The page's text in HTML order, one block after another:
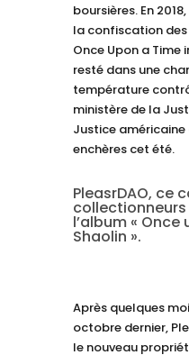
boursières. En
la confiscation des
Once Upon a Time
resté dans une
température
ministère de la
Justice américaine
enchères cet été.
PleasrDAO, ce
collectionneurs
l’album «
Shaolin ».
Après quelques
octobre dernier,
le nouveau